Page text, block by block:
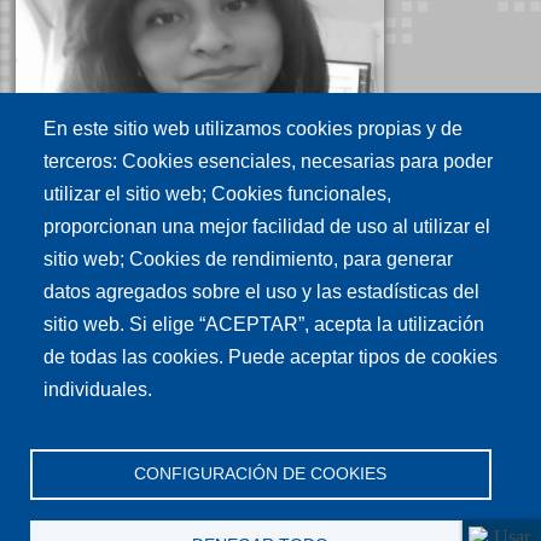
Ing. Viridiana Juárez
Nuñez
Operadora del NOC de RedCLARA.
vjuarez@cudi.edu.mx
Esteban Roberto
En este sitio web utilizamos cookies propias y de
terceros: Cookies esenciales, necesarias para poder
utilizar el sitio web; Cookies funcionales,
proporcionan una mejor facilidad de uso al utilizar el
sitio web; Cookies de rendimiento, para generar
datos agregados sobre el uso y las estadísticas del
sitio web. Si elige “ACEPTAR”, acepta la utilización
de todas las cookies. Puede aceptar tipos de cookies
individuales.
CONFIGURACIÓN DE COOKIES
Aviso de Privacidad
Políticas de uso
Créditos
Tu conexión es
Síguenos en nuestras redes sociales